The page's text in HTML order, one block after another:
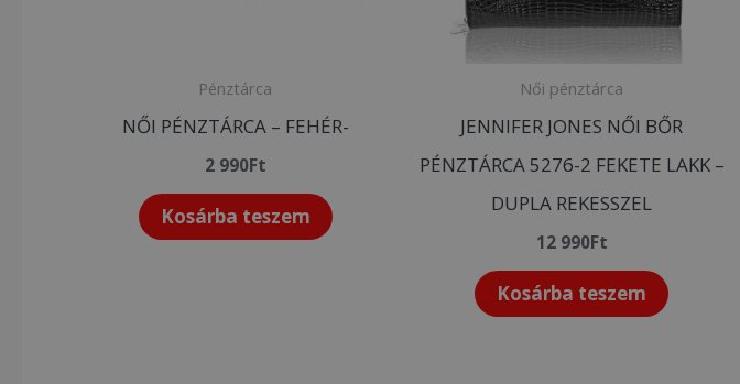
Pénztárca
NŐI PÉNZTÁRCA – FEHÉR-
2 990Ft
Kosárba teszem
Női pénztárca
JENNIFER JONES NŐI BŐR
PÉNZTÁRCA 5276-2 FEKETE LAKK –
DUPLA REKESSZEL
12 990Ft
Kosárba teszem